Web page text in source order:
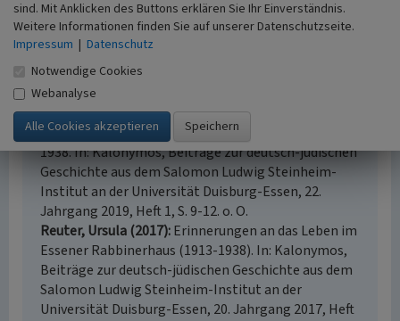
Literatur
Brocke, Michael (1999) Feuer an Dein Heiligtum
gelegt. Zerstörte Synagogen 1938. (Beilage: Die
Synagogen der jüdischen Gemeinden Nordrhein-
Westfalen). (Gedenkbuch der Synagogen
Deutschland 1.) Bochum.
Reuter, Ursula (2019)
Das Essener Rabbinerhaus seit
1938. In: Kalonymos, Beiträge zur deutsch-jüdischen
Geschichte aus dem Salomon Ludwig Steinheim-
Institut an der Universität Duisburg-Essen, 22.
Jahrgang 2019, Heft 1, S. 9-12. o. O.
Reuter, Ursula (2017) Erinnerungen an das Leben im
Essener Rabbinerhaus (1913-1938). In: Kalonymos,
Beiträge zur deutsch-jüdischen Geschichte aus dem
Salomon Ludwig Steinheim-Institut an der
Universität Duisburg-Essen, 20. Jahrgang 2017, Heft
sind. Mit Anklicken des Buttons erklären Sie Ihr Einverständnis.
Weitere Informationen finden Sie auf unserer Datenschutzseite.
Impressum | Datenschutz
Notwendige Cookies
Webanalyse